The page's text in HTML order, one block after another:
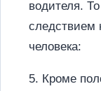
водителя.
следствием
человека:
5. Кроме